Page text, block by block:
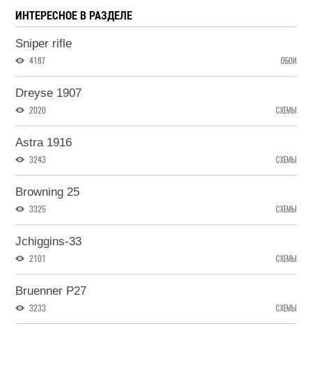
ИНТЕРЕСНОЕ В РАЗДЕЛЕ
Sniper rifle
4187 ОБОИ
Dreyse 1907
2020 СХЕМЫ
Astra 1916
3243 СХЕМЫ
Browning 25
3325 СХЕМЫ
Jchiggins-33
2101 СХЕМЫ
Bruenner P27
3233 СХЕМЫ